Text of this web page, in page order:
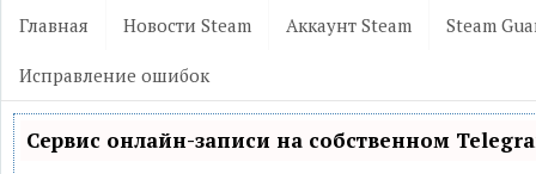
Главная Новости Steam Аккаунт Steam Steam
Исправление ошибок
Сервис онлайн-записи на собственном